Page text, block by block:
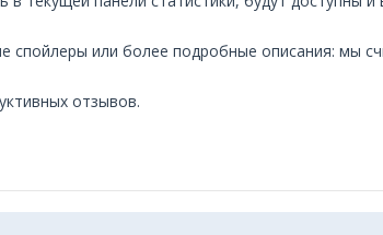
спойлеры или более подробные описания: мы
отзывов.